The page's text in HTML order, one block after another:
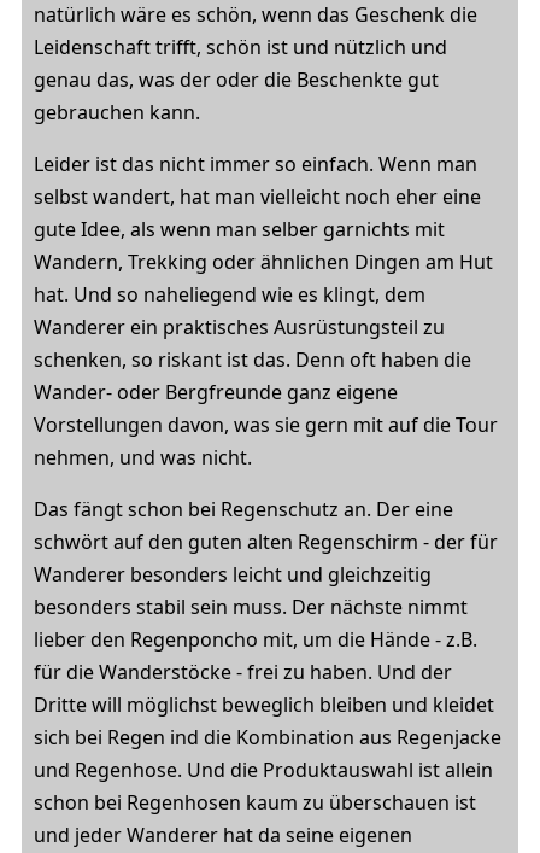
natürlich wäre es schön, wenn das Geschenk die
Leidenschaft trifft, schön ist und nützlich und
genau das, was der oder die Beschenkte gut
gebrauchen kann.
Leider ist das nicht immer so einfach. Wenn man
selbst wandert, hat man vielleicht noch eher eine
gute Idee, als wenn man selber garnichts mit
Wandern, Trekking oder ähnlichen Dingen am Hut
hat. Und so naheliegend wie es klingt, dem
Wanderer ein praktisches Ausrüstungsteil zu
schenken, so riskant ist das. Denn oft haben die
Wander- oder Bergfreunde ganz eigene
Vorstellungen davon, was sie gern mit auf die Tour
nehmen, und was nicht.
Das fängt schon bei Regenschutz an. Der eine
schwört auf den guten alten Regenschirm - der für
Wanderer besonders leicht und gleichzeitig
besonders stabil sein muss. Der nächste nimmt
lieber den Regenponcho mit, um die Hände - z.B.
für die Wanderstöcke - frei zu haben. Und der
Dritte will möglichst beweglich bleiben und kleidet
sich bei Regen ind die Kombination aus Regenjacke
und Regenhose. Und die Produktauswahl ist allein
schon bei Regenhosen kaum zu überschauen ist
und jeder Wanderer hat da seine eigenen